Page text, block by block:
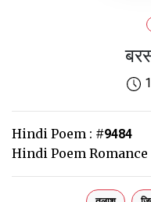
Hindi Poem : #9484
Hindi Poem Romance